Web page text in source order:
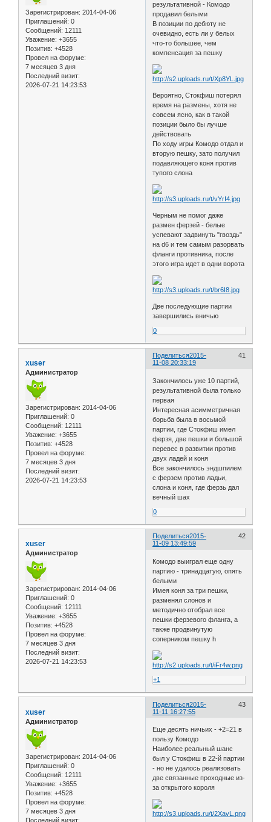
Зарегистрирован: 2014-04-06
Приглашений: 0
Сообщений: 12111
Уважение: +3655
Позитив: +4528
Провел на форуме:
7 месяцев 3 дня
Последний визит:
2026-07-21 14:23:53
результативной - Комодо
продавил белыми
В позиции по дебюту не
очевидно, есть ли у белых
что-то большее, чем
компенсация за пешку
Вероятно, Стокфиш потерял
время на размены, хотя не
совсем ясно, как в такой
позиции было бы лучше
действовать
По ходу игры Комодо отдал и
вторую пешку, зато получил
подавляющего коня против
тупого слона
Черным не помог даже
размен ферзей - белые
успевают задвинуть "гвоздь"
на d6 и тем самым разорвать
фланги противника, после
этого игра идет в одни ворота
Две последующие партии
завершились вничью
0
Поделиться 41
2015-
11-08 20:33:19
xuser
Администратор
Зарегистрирован: 2014-04-06
Приглашений: 0
Сообщений: 12111
Уважение: +3655
Позитив: +4528
Провел на форуме:
7 месяцев 3 дня
Последний визит:
2026-07-21 14:23:53
Закончилось уже 10 партий,
результативной была только
первая
Интересная асимметричная
борьба была в восьмой
партии, где Стокфиш имел
ферзя, две пешки и большой
перевес в развитии против
двух ладей и коня
Все закончилось эндшпилем
с ферзем против ладьи,
слона и коня, где ферзь дал
вечный шах
0
Поделиться 42
2015-
11-09 13:49:59
xuser
Администратор
Зарегистрирован: 2014-04-06
Приглашений: 0
Сообщений: 12111
Уважение: +3655
Позитив: +4528
Провел на форуме:
7 месяцев 3 дня
Последний визит:
2026-07-21 14:23:53
Комодо выиграл еще одну
партию - тринадцатую, опять
белыми
Имея коня за три пешки,
разменял слонов и
методично отобрал все
пешки ферзевого фланга, а
также продвинутую
соперником пешку h
+1
Поделиться 43
2015-
11-11 16:27:55
xuser
Администратор
Зарегистрирован: 2014-04-06
Приглашений: 0
Сообщений: 12111
Уважение: +3655
Позитив: +4528
Провел на форуме:
7 месяцев 3 дня
Последний визит:
Еще десять ничьих - +2=21 в
пользу Комодо
Наиболее реальный шанс
был у Стокфиш в 22-й партии
- но не удалось реализовать
две связанные проходные из-
за открытого короля